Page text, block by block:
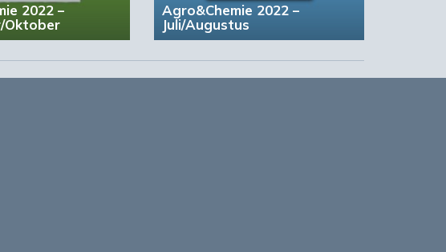
2022 –
Oktober
Agro&Chemie 2022 –
Juli/Augustus